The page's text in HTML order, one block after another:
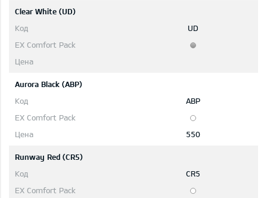
Clear White (UD)
UD
Aurora Black (ABP)
ABP
550
Runway Red (CR5)
CR5